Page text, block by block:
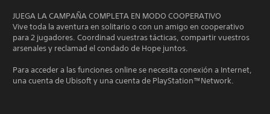
JUEGA LA CAMPAÑA COMPLETA EN MODO COOPERATIVO
Vive toda la aventura en solitario o con un amigo en cooperativo
para 2 jugadores. Coordinad vuestras tácticas, compartir vuestros
arsenales y reclamad el condado de Hope juntos.
Para acceder a las funciones online se necesita conexión a Internet,
una cuenta de Ubisoft y una cuenta de PlayStation™Network.